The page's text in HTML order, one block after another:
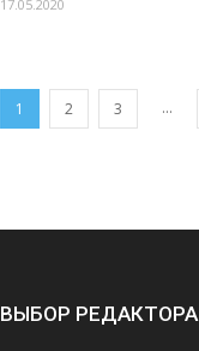
17.05.2020
1 2 3 ...
ВЫБОР РЕДАКТОРА